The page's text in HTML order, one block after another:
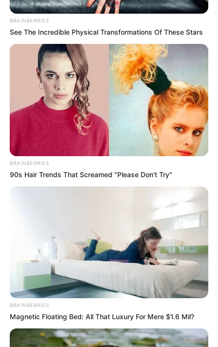
BRAINBERRIES
See The Incredible Physical Transformations Of These Stars
BRAINBERRIES
90s Hair Trends That Screamed "Please Don't Try"
BRAINBERRIES
Magnetic Floating Bed: All That Luxury For Mere $1.6 Mil?